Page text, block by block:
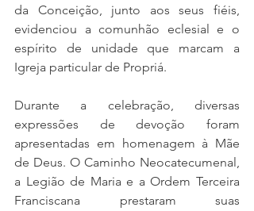
da Conceição, junto aos seus fiéis,
evidenciou a comunhão eclesial e o
espírito de unidade que marcam a
Igreja particular de Propriá.
Durante a celebração, diversas
expressões de devoção foram
apresentadas em homenagem à Mãe
de Deus. O Caminho Neocatecumenal,
a Legião de Maria e a Ordem Terceira
Franciscana prestaram suas